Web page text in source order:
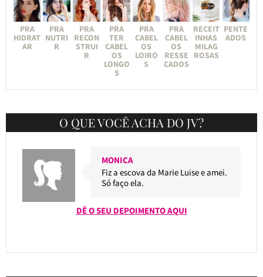
PRA
HIDRAT
AR
PRA
NUTRI
R
PRA
RECON
STRUI
R
PRA
TER
CABEL
OS
LONGO
S
PRA
CABEL
OS
LOIRO
S
PRA
CABEL
OS
RESSE
CADOS
RECEIT
INHAS
MILAG
ROSAS
PENTE
ADOS
O QUE VOCÊ ACHA DO JV?
MONICA
Fiz a escova da Marie Luise e amei.
Só faço ela.
DÊ O SEU DEPOIMENTO AQUI